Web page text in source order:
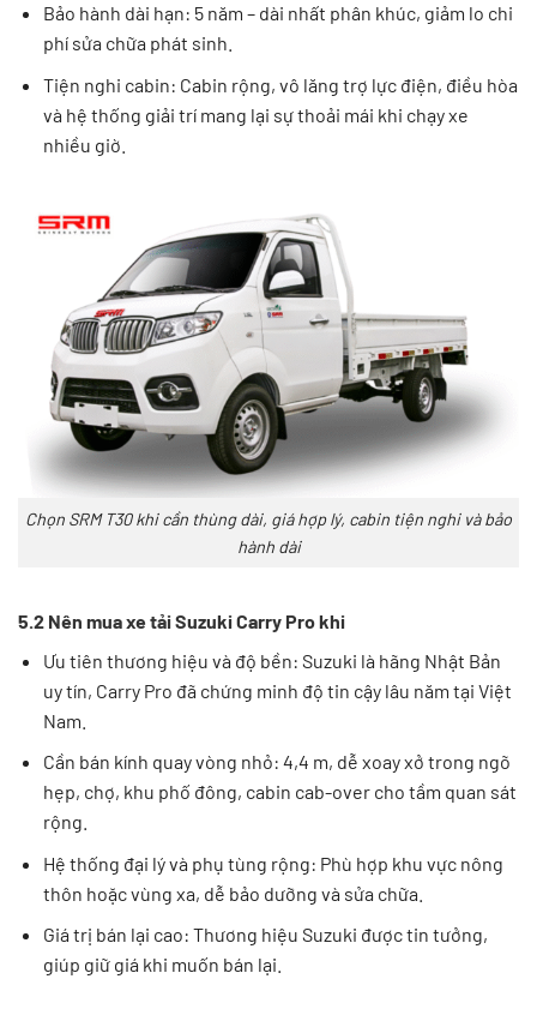
Bảo hành dài hạn: 5 năm – dài nhất phân khúc, giảm lo chi
phí sửa chữa phát sinh.
Tiện nghi cabin: Cabin rộng, vô lăng trợ lực điện, điều hòa
và hệ thống giải trí mang lại sự thoải mái khi chạy xe
nhiều giờ.
Chọn SRM T30 khi cần thùng dài, giá hợp lý, cabin tiện nghi và bảo
hành dài
5.2 Nên mua xe tải Suzuki Carry Pro khi
Ưu tiên thương hiệu và độ bền: Suzuki là hãng Nhật Bản
uy tín, Carry Pro đã chứng minh độ tin cậy lâu năm tại Việt
Nam.
Cần bán kính quay vòng nhỏ: 4,4 m, dễ xoay xở trong ngõ
hẹp, chợ, khu phố đông, cabin cab-over cho tầm quan sát
rộng.
Hệ thống đại lý và phụ tùng rộng: Phù hợp khu vực nông
thôn hoặc vùng xa, dễ bảo dưỡng và sửa chữa.
Giá trị bán lại cao: Thương hiệu Suzuki được tin tưởng,
giúp giữ giá khi muốn bán lại.